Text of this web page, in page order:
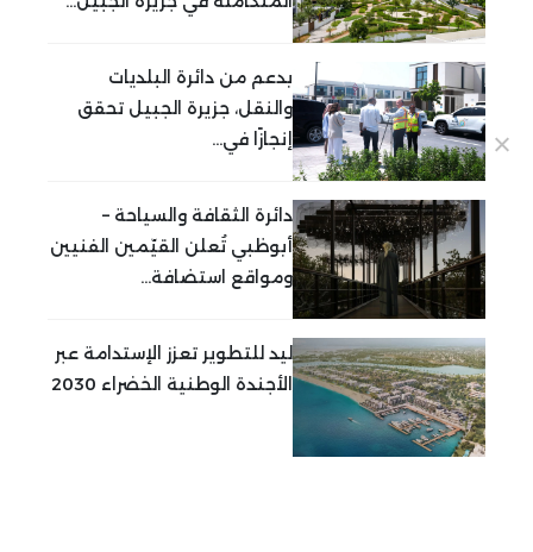
بدعم من دائرة البلديات
والنقل، جزيرة الجبيل تحقق
إنجازًا في...
دائرة الثقافة والسياحة –
أبوظبي تُعلن القيّمين الفنيين
ومواقع استضافة...
ليد للتطوير تعزز الإستدامة عبر
الأجندة الوطنية الخضراء 2030